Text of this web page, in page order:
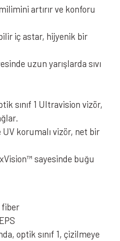
artırır ve konforu
iç astar, hijyenik bir
uzun yarışlarda sıvı
sınıf 1 Ultravision vizör,
UV korumalı vizör, net bir
sayesinde buğu
fiber
optik sınıf 1, çizilmeye